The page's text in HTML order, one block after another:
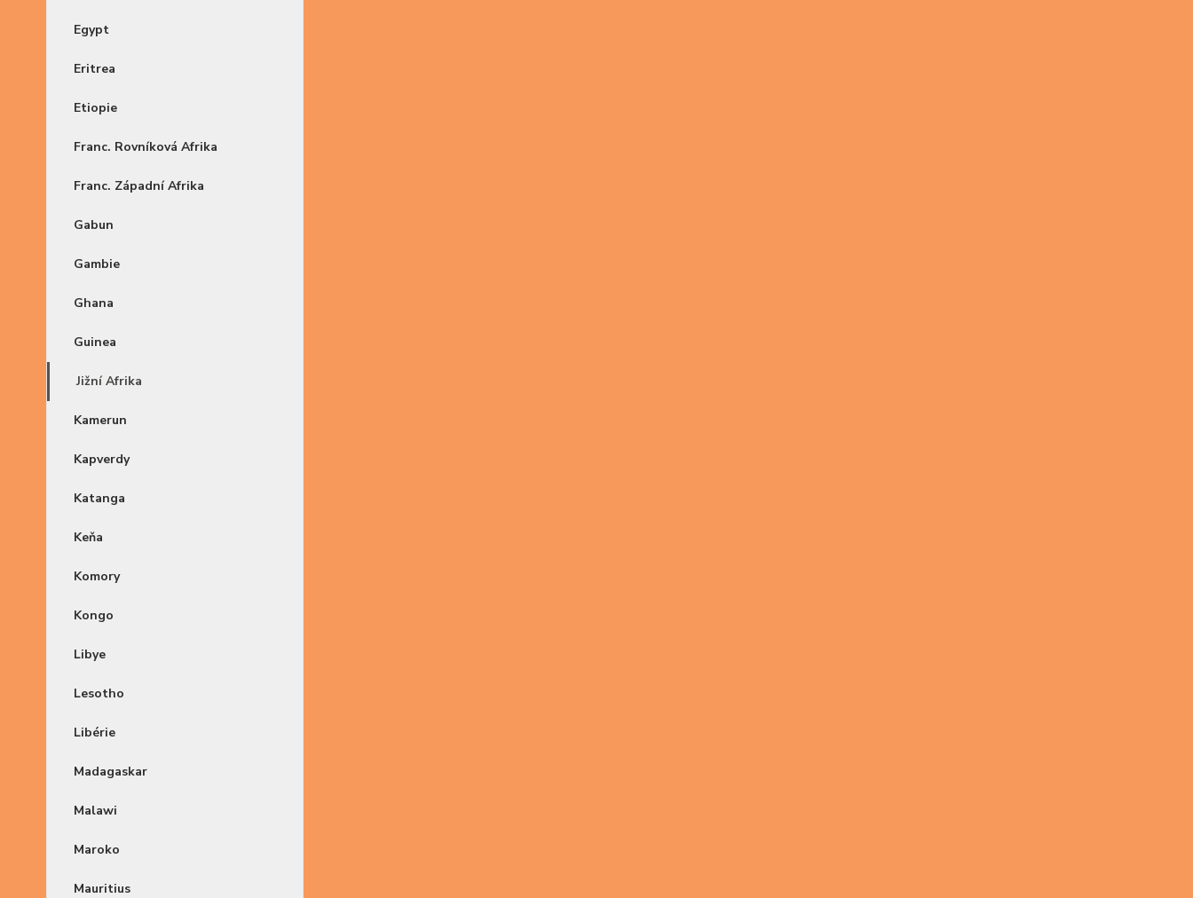
Egypt
Eritrea
Etiopie
Franc. Rovníková Afrika
Franc. Západní Afrika
Gabun
Gambie
Ghana
Guinea
Jižní Afrika
Kamerun
Kapverdy
Katanga
Keňa
Komory
Kongo
Libye
Lesotho
Libérie
Madagaskar
Malawi
Maroko
Mauritius